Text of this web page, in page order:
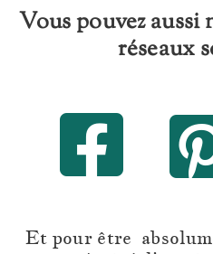
Vous pouvez aussi
réseaux
Et pour être